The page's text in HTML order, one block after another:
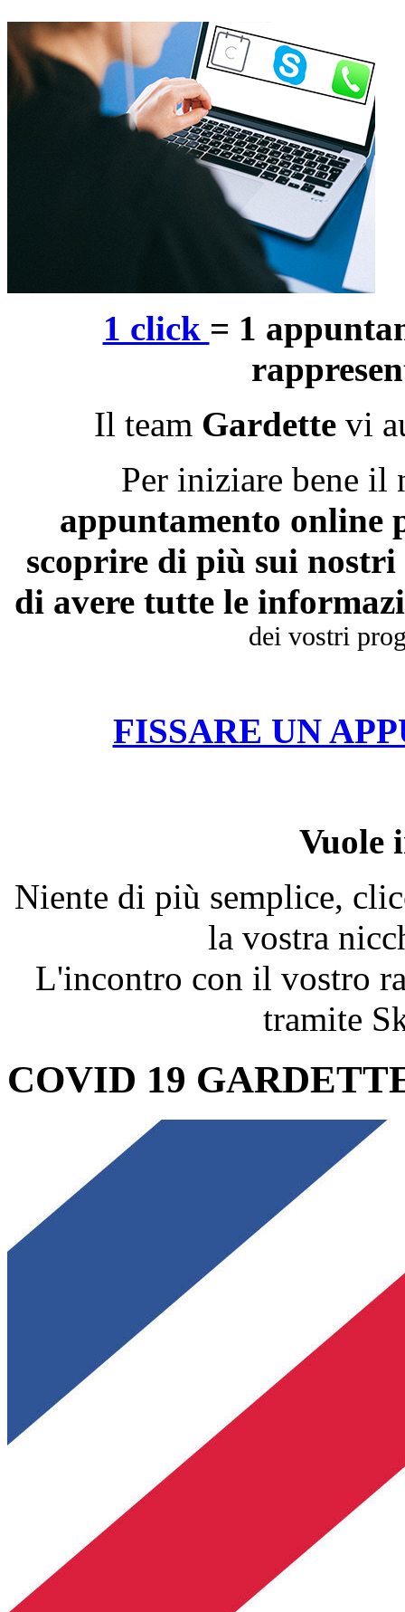
1 click = 1
Il team Gardette vi
Per iniziare bene il
appuntamento online
scoprire di più sui
di avere tutte le
dei vostri
FISSARE UN
Vuole
Niente di più semplice,
la vostra
L'incontro con il vostro
tramite
COVID 19